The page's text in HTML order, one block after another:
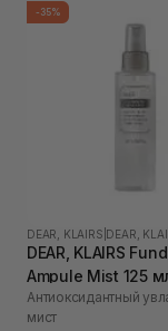
-35%
DEAR, KLAIRS
DEAR, KLAIRS
Ampule Mist 125
Антиоксидантный
мист